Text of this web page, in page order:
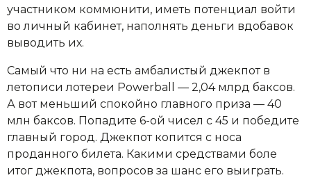
участником коммюнити, иметь потенциал войти
во личный кабинет, наполнять деньги вдобавок
выводить их.
Самый что ни на есть амбалистый джекпот в
летописи лотереи Powerball — 2,04 млрд баксов.
А вот меньший спокойно главного приза — 40
млн баксов. Попадите 6-ой чисел с 45 и победите
главный город. Джекпот копится с носа
проданного билета. Какими средствами боле
итог джекпота, вопросов за шанс его выиграть.